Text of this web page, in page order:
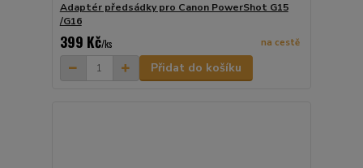
Adaptér předsádky pro Canon PowerShot G15
/G16
399 Kč/ks na cestě
Přidat do košíku